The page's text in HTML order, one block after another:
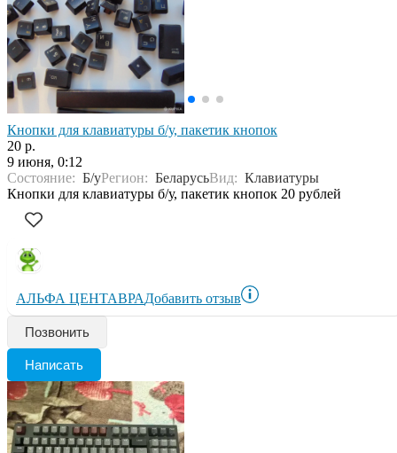
Кнопки для клавиатуры б/у, пакетик кнопок
20 р.
9 июня, 0:12
Состояние: Б/уРегион: БеларусьВид: Клавиатуры
Кнопки для клавиатуры б/у, пакетик кнопок 20 рублей
АЛЬФА ЦЕНТАВРАДобавить отзыв
Позвонить
Написать